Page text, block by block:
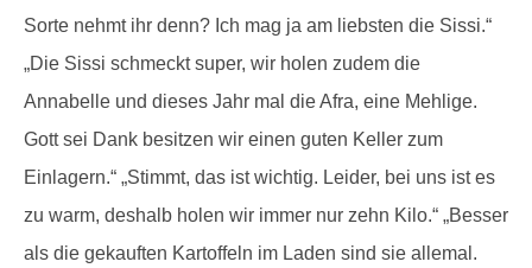
Sorte nehmt ihr denn? Ich mag ja am liebsten die Sissi.“
„Die Sissi schmeckt super, wir holen zudem die
Annabelle und dieses Jahr mal die Afra, eine Mehlige.
Gott sei Dank besitzen wir einen guten Keller zum
Einlagern.“ „Stimmt, das ist wichtig. Leider, bei uns ist es
zu warm, deshalb holen wir immer nur zehn Kilo.“ „Besser
als die gekauften Kartoffeln im Laden sind sie allemal.